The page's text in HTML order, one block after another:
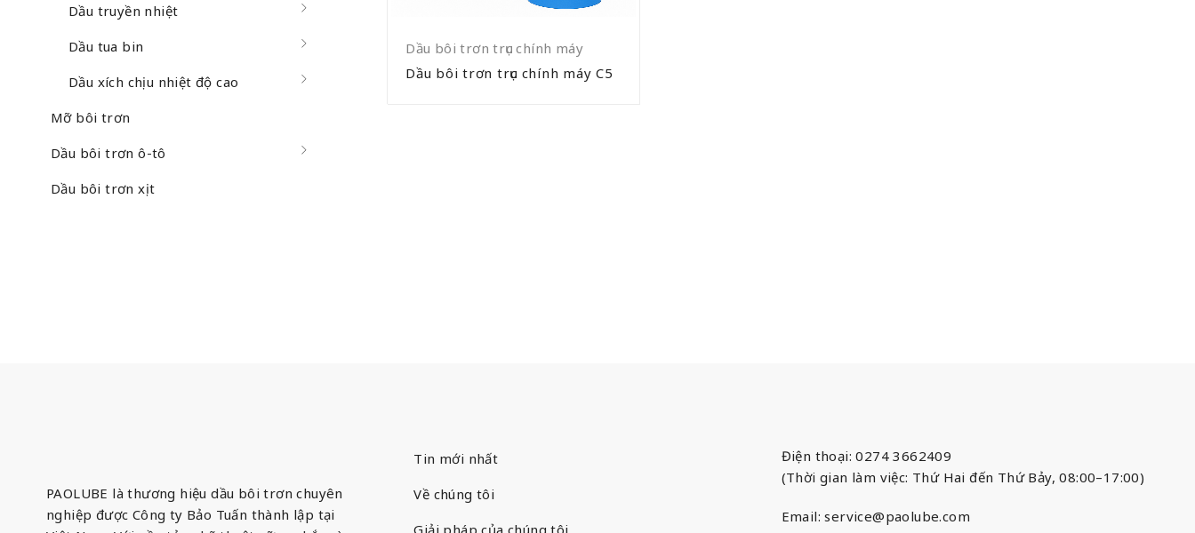
Dầu truyền nhiệt
Dầu tua bin
Dầu xích chịu nhiệt độ cao
Mỡ bôi trơn
Dầu bôi trơn ô-tô
Dầu bôi trơn xịt
Dầu bôi trơn trục chính máy
Dầu bôi trơn trục chính máy C5
PAOLUBE là thương hiệu dầu bôi trơn chuyên
nghiệp được Công ty Bảo Tuấn thành lập tại
Tin mới nhất
Về chúng tôi
Giải pháp của chúng tôi
Điện thoại: 0274 3662409
(Thời gian làm việc: Thứ Hai đến Thứ Bảy, 08:00–17:00)
Email:service@paolube.com